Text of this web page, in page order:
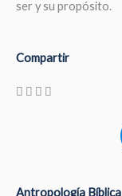
ser y su propósito.
Compartir
Antropología Bíblica